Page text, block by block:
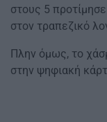
στους 5
στον τραπεζικό
Πλην όμως, το
στην ψηφιακή